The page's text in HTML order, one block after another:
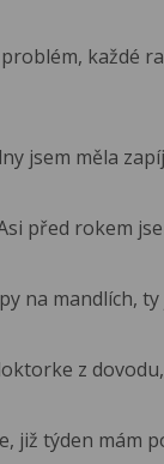
každé
jsem měla
před rokem
na mandlích,
z
již týden mám